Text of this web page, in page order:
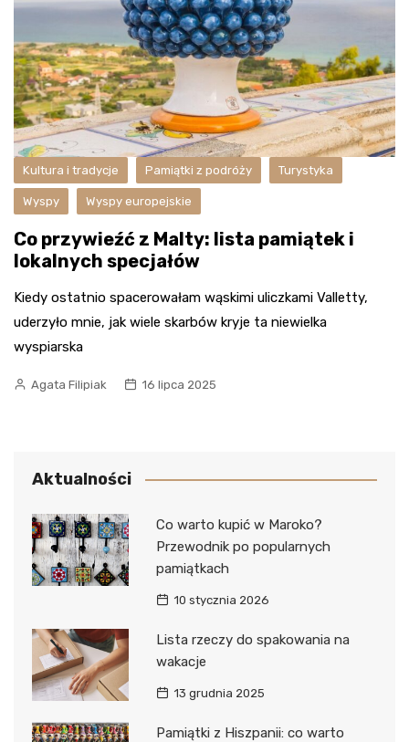
Kultura i tradycje Pamiątki z podróży Turystyka
Wyspy Wyspy europejskie
Co przywieźć z Malty: lista pamiątek i
lokalnych specjałów
Kiedy ostatnio spacerowałam wąskimi uliczkami Valletty,
uderzyło mnie, jak wiele skarbów kryje ta niewielka
wyspiarska
Agata Filipiak 16 lipca 2025
Aktualności
Co warto kupić w Maroko?
Przewodnik po popularnych
pamiątkach
10 stycznia 2026
Lista rzeczy do spakowania na
wakacje
13 grudnia 2025
Pamiątki z Hiszpanii: co warto